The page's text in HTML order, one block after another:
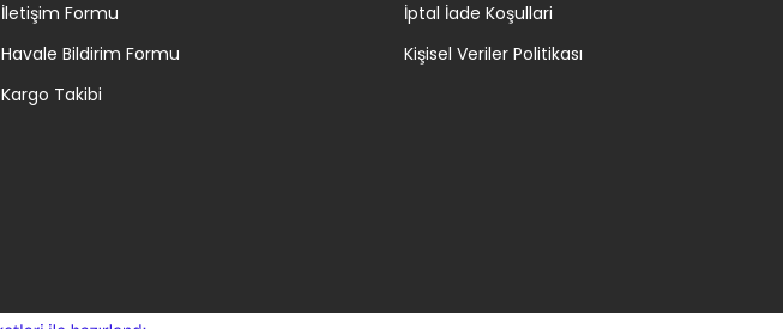
İletişim Formu
Havale Bildirim Formu
Kargo Takibi
İptal İade Koşullari
Kişisel Veriler Politikası